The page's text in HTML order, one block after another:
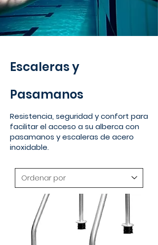
Escaleras y
Pasamanos
Resistencia, seguridad y confort para
facilitar el acceso a su alberca con
pasamanos y escaleras de acero
inoxidable.